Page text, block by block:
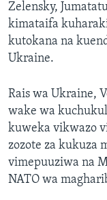
Zelensky,
kimataifa
kutokana na
Ukraine.
Rais wa Ukraine,
wake wa
kuweka vikwazo
zozote za kukuza
vimepuuziwa na
NATO wa